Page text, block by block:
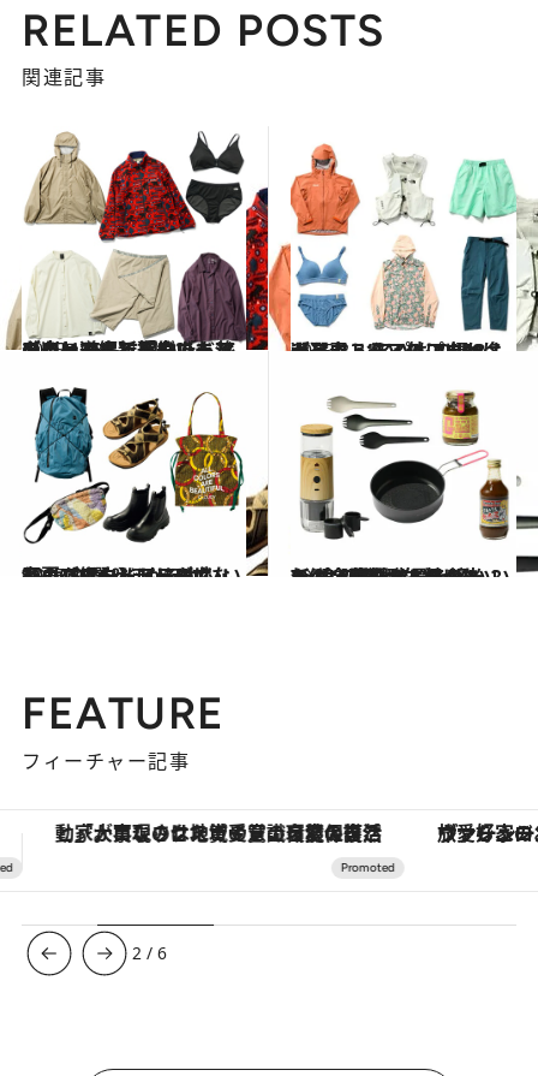
RELATED POSTS
関連記事
2025.10.4
【ウェア編】パタゴニアや山と道、新進ガレージブランドまで旅先でまといたい16品 アウトドアラバー21名に聞いた、旅を楽しくする「いいもの」
ライフスタイル 2025.3.31
【アウトドアのプロ18名が選ぶ、“いいもの”50選】春こそ、外に出かけよう！ ～アパレル編～
ライフスタイル
2025.4.24
“ふかふか＆ほかほか”なリカバリーシューズは、春夏アウトドアにも必須！【アウトドアの“いいもの”50選 ～シューズ・バッグ編～】
ライフスタイル 2025.4.25
7gは、世界で最も軽い？ 新潟・燕の職人技が光る、金属製カトラリーも！【アウトドアの“いいもの”50選 ～欠かせない“食のおとも”編～】
ライフスタイル
FEATURE
フィーチャー記事
ヴァシュロン・コンスタンタン「オーヴァーシーズ・オートマティック」。旅愛好家のお気に入りコレクションから、ジェンダーレスな新作が登場
3 /6